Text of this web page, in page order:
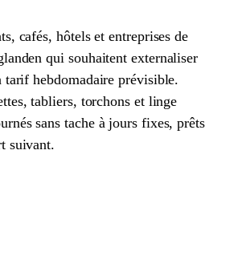
MARCHE
cafés, hôtels et entreprises de
qui souhaitent externaliser
hebdomadaire prévisible.
tabliers, torchons et linge
sans tache à jours fixes, prêts
suivant.